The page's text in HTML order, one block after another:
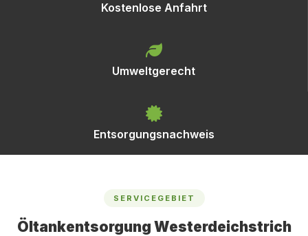
Kostenlose Anfahrt
Umweltgerecht
Entsorgungsnachweis
SERVICEGEBIET
Öltankentsorgung Westerdeichstrich